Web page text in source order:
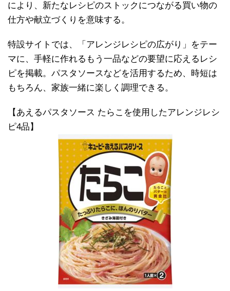
により、新たなレシピのストックにつながる買い物の
仕方や献立づくりを意味する。
特設サイトでは、「アレンジレシピの広がり」をテー
マに、手軽に作れるもう一品などの要望に応えるレシ
ピを掲載。パスタソースなどを活用するため、時短は
もちろん、家族一緒に楽しく調理できる。
【あえるパスタソース たらこを使用したアレンジレシ
ピ4品】